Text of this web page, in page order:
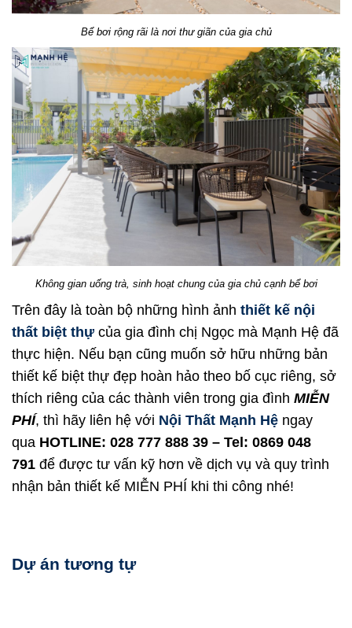
Bể bơi rộng rãi là nơi thư giãn của gia chủ
Không gian uống trà, sinh hoạt chung của gia chủ cạnh bể bơi
Trên đây là toàn bộ những hình ảnh thiết kế nội
thất biệt thự của gia đình chị Ngọc mà Mạnh Hệ đã
thực hiện. Nếu bạn cũng muốn sở hữu những bản
thiết kế biệt thự đẹp hoàn hảo theo bố cục riêng, sở
thích riêng của các thành viên trong gia đình MIỄN
PHÍ, thì hãy liên hệ với Nội Thất Mạnh Hệ ngay
qua HOTLINE: 028 777 888 39 – Tel: 0869 048
791 để được tư vấn kỹ hơn về dịch vụ và quy trình
nhận bản thiết kế MIỄN PHÍ khi thi công nhé!
Dự án tương tự